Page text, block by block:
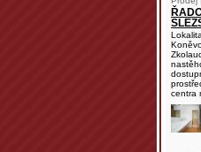
centra